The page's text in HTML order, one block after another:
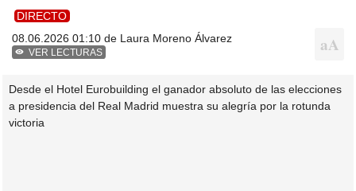
DIRECTO
08.06.2026 01:10 de Laura Moreno Álvarez
VER LECTURAS
Desde el Hotel Eurobuilding el ganador absoluto de las elecciones
a presidencia del Real Madrid muestra su alegría por la rotunda
victoria